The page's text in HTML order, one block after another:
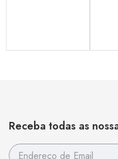
Receba todas as